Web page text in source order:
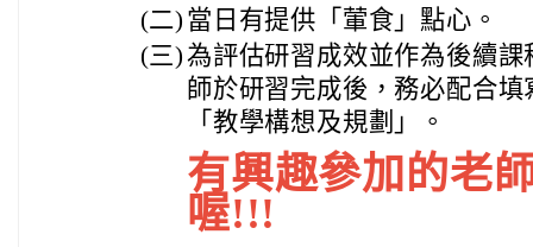
(二) 當日有提供「葷食」點心。
(三)為評估研習成效並作為後續
師於研習完成後，務必配合
「教學構想及規劃」。
有興趣參加的老
喔!!!